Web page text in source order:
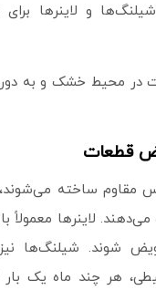
و لاینرها
در محیط خشک و به
قطعات
مقاوم ساخته می‌شوند،
لاینرها معمولاً
شوند. شیلنگ‌ها
هر چند ماه یک‌ بار